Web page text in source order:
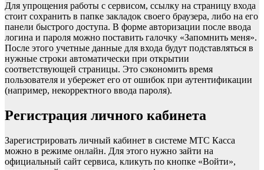
Для упрощения работы с сервисом, ссылку на страницу входа
стоит сохранить в папке закладок своего браузера, либо на его
панели быстрого доступа. В форме авторизации после ввода
логина и пароля можно поставить галочку «Запомнить меня».
После этого учетные данные для входа будут подставляться в
нужные строки автоматически при открытии
соответствующей страницы. Это сэкономить время
пользователя и убережет его от ошибок при аутентификации
(например, некорректного ввода пароля).
Регистрация личного кабинета
Зарегистрировать личный кабинет в системе МТС Касса
можно в режиме онлайн. Для этого нужно зайти на
официальный сайт сервиса, кликуть по кнопке «Войти»,